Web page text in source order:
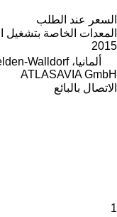
السعر عند الطلب
المعدات الخاصة بتشغيل
2015
ألمانيا، Mörfelden-Walldorf
ATLASAVIA GmbH
الاتصال بالبائع
1